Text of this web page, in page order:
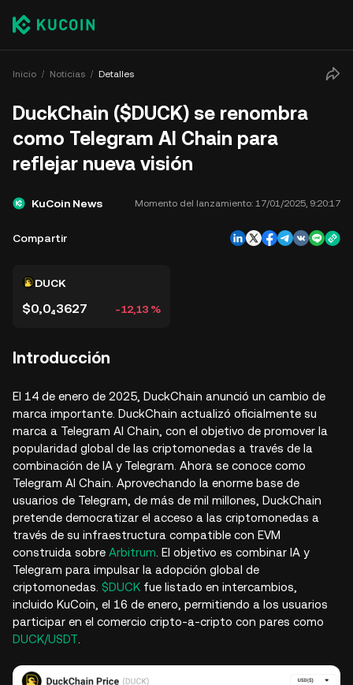
Inicio Noticias Detalles
DuckChain ($DUCK) se renombra
como Telegram AI Chain para
reflejar nueva visión
KuCoin News Momento del lanzamiento: 17/01/2025, 9:20:17
Compartir
DUCK
$0,0₄3627 -12,13 %
Introducción
El 14 de enero de 2025, DuckChain anunció un cambio de
marca importante. DuckChain actualizó oficialmente su
marca a Telegram AI Chain, con el objetivo de promover la
popularidad global de las criptomonedas a través de la
combinación de IA y Telegram. Ahora se conoce como
Telegram AI Chain. Aprovechando la enorme base de
usuarios de Telegram, de más de mil millones, DuckChain
pretende democratizar el acceso a las criptomonedas a
través de su infraestructura compatible con EVM
construida sobre Arbitrum . El objetivo es combinar IA y
Telegram para impulsar la adopción global de
criptomonedas. $DUCK fue listado en intercambios,
incluido KuCoin, el 16 de enero, permitiendo a los usuarios
participar en el comercio cripto-a-cripto con pares como
DUCK/USDT